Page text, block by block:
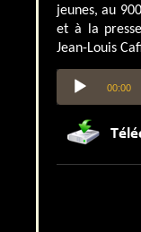
jeunes, au
et à la
Jean-Louis
audio
00:00